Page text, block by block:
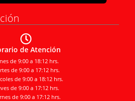
de Atención
de 9:00 a 18:12 hrs.
de 9:00 a 17:12 hrs.
de 9:00 a 18:12 hrs.
de 9:00 a 17:12 hrs.
de 9:00 a 17:12 hrs.